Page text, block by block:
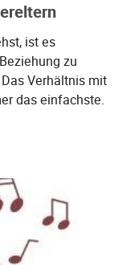
ist es
zu
Verhältnis mit
das einfachste.